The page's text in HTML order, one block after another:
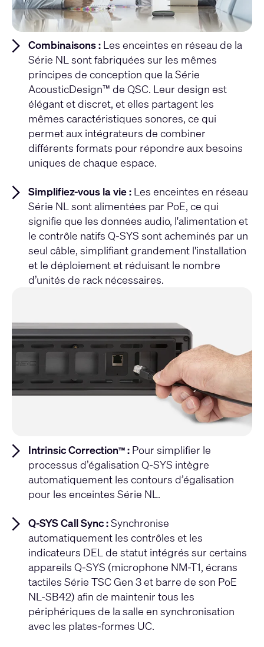
Combinaisons : Les enceintes en réseau de la
Série NL sont fabriquées sur les mêmes
principes de conception que la Série
AcousticDesign™ de QSC. Leur design est
élégant et discret, et elles partagent les
mêmes caractéristiques sonores, ce qui
permet aux intégrateurs de combiner
différents formats pour répondre aux besoins
uniques de chaque espace.
Simplifiez-vous la vie : Les enceintes en réseau
Série NL sont alimentées par PoE, ce qui
signifie que les données audio, l'alimentation et
le contrôle natifs Q-SYS sont acheminés par un
seul câble, simplifiant grandement l'installation
et le déploiement et réduisant le nombre
d’unités de rack nécessaires.
Intrinsic Correction™ : Pour simplifier le
processus d’égalisation Q-SYS intègre
automatiquement les contours d’égalisation
pour les enceintes Série NL.
Q-SYS Call Sync :Synchronise
automatiquement les contrôles et les
indicateurs DEL de statut intégrés sur certains
appareils Q-SYS (microphone NM-T1, écrans
tactiles Série TSC Gen 3 et barre de son PoE
NL-SB42) afin de maintenir tous les
périphériques de la salle en synchronisation
avec les plates-formes UC.